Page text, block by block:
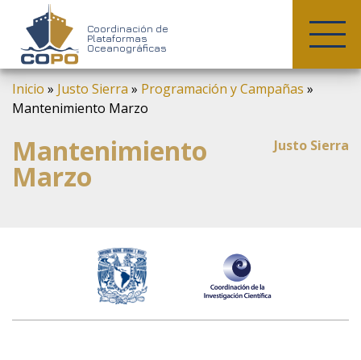
Skip
content
Coordinación de
Plataformas
Oceanográficas
Inicio » Justo Sierra » Programación y Campañas »
Mantenimiento Marzo
Mantenimiento
Marzo
Justo Sierra